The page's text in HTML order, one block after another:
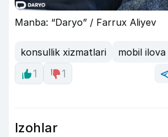
Manba: “Daryo” / Farrux Aliyev
konsullik xizmatlari
mobil ilova
1
1
Izohlar